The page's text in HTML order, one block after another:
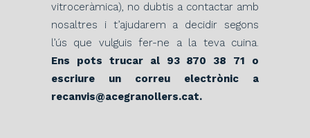
vitroceràmica), no dubtis a contactar amb
nosaltres i t’ajudarem a decidir segons
l’ús que vulguis fer-ne a la teva cuina.
Ens pots trucar al 93 870 38 71 o
escriure un correu electrònic a
recanvis@acegranollers.cat.